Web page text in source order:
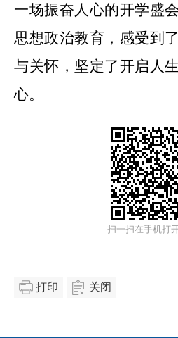
一场振奋人心的开学盛
思想政治教育，感受到
与关怀，坚定了开启人
心。
扫一扫在手机打
打印 关闭